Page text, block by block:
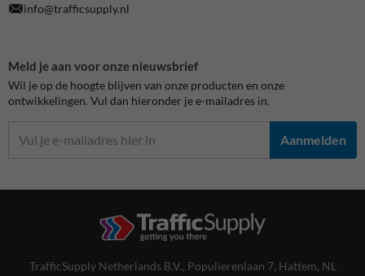
info@trafficsupply.nl
Meld je aan voor onze nieuwsbrief
Wil je op de hoogte blijven van onze producten en onze
ontwikkelingen. Vul dan hieronder je e-mailadres in.
Aanmelden
TrafficSupply Netherlands B.V., Populierenlaan 7, Hattem, NL